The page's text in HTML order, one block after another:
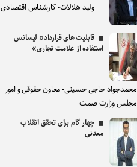
ولید هلالات- کارشناس اقتصادی
قابلیت های قرارداد« لیسانس
استفاده از علامت تجاری»
محمدجواد حاجی حسینی- معاون حقوقی و امور
مجلس وزارت صمت
چهار گام برای تحقق انقلاب
معدنی